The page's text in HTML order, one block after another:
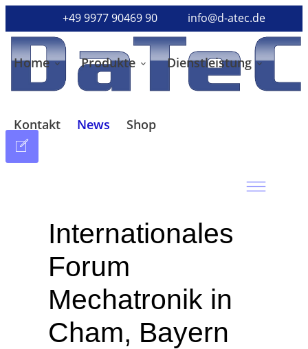
+49 9977 90469 90 info@d-atec.de
Home Produkte Dienstleistung
Kontakt News Shop
Internationales
Forum
Mechatronik in
Cham, Bayern